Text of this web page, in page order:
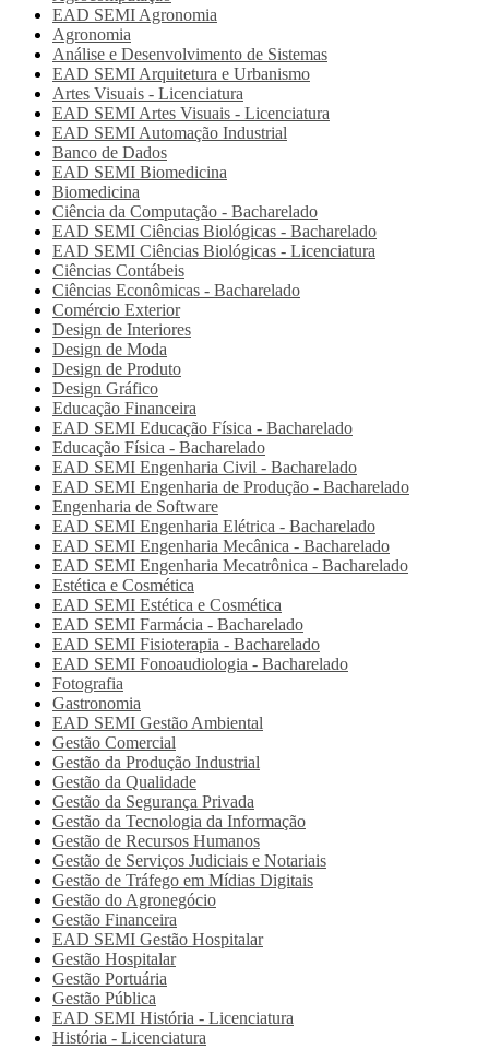
EAD SEMI Agronomia
Agronomia
Análise e Desenvolvimento de Sistemas
EAD SEMI Arquitetura e Urbanismo
Artes Visuais - Licenciatura
EAD SEMI Artes Visuais - Licenciatura
EAD SEMI Automação Industrial
Banco de Dados
EAD SEMI Biomedicina
Biomedicina
Ciência da Computação - Bacharelado
EAD SEMI Ciências Biológicas - Bacharelado
EAD SEMI Ciências Biológicas - Licenciatura
Ciências Contábeis
Ciências Econômicas - Bacharelado
Comércio Exterior
Design de Interiores
Design de Moda
Design de Produto
Design Gráfico
Educação Financeira
EAD SEMI Educação Física - Bacharelado
Educação Física - Bacharelado
EAD SEMI Engenharia Civil - Bacharelado
EAD SEMI Engenharia de Produção - Bacharelado
Engenharia de Software
EAD SEMI Engenharia Elétrica - Bacharelado
EAD SEMI Engenharia Mecânica - Bacharelado
EAD SEMI Engenharia Mecatrônica - Bacharelado
Estética e Cosmética
EAD SEMI Estética e Cosmética
EAD SEMI Farmácia - Bacharelado
EAD SEMI Fisioterapia - Bacharelado
EAD SEMI Fonoaudiologia - Bacharelado
Fotografia
Gastronomia
EAD SEMI Gestão Ambiental
Gestão Comercial
Gestão da Produção Industrial
Gestão da Qualidade
Gestão da Segurança Privada
Gestão da Tecnologia da Informação
Gestão de Recursos Humanos
Gestão de Serviços Judiciais e Notariais
Gestão de Tráfego em Mídias Digitais
Gestão do Agronegócio
Gestão Financeira
EAD SEMI Gestão Hospitalar
Gestão Hospitalar
Gestão Portuária
Gestão Pública
EAD SEMI História - Licenciatura
História - Licenciatura